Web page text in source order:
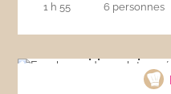
1 h 55 6 personnes